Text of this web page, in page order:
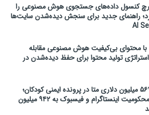
کنسول داده‌های جستجوی هوش مصنوعی را
راهنمای جدید برای سنجش دیده‌شدن سایت‌ها
با محتوای بی‌کیفیت هوش مصنوعی مقابله
تولید محتوا برای حفظ دیده‌شدن در
جریمه ۵۶۷ میلیون دلاری متا در پرونده ایمنی کودکان؛
مجموع محکومیت اینستاگرام و فیسبوک به ۹۴۲ میلیون